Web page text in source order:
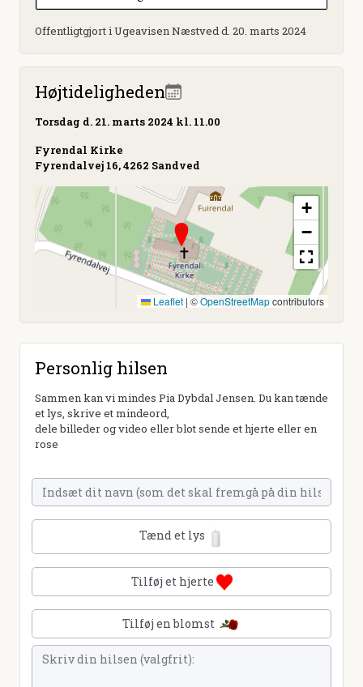
Offentligtgjort i Ugeavisen Næstved d. 20. marts 2024
Højtideligheden
Torsdag d. 21. marts 2024 kl. 11.00
Fyrendal Kirke
Fyrendalvej 16, 4262 Sandved
+
−
Leaflet | ©OpenStreetMapcontributors
Personlig hilsen
Sammen kan vi mindes Pia Dybdal Jensen. Du kan tænde
et lys, skrive et mindeord,
dele billeder og video eller blot sende et hjerte eller en
rose
Tænd et lys
Tilføj et hjerte
Tilføj en blomst